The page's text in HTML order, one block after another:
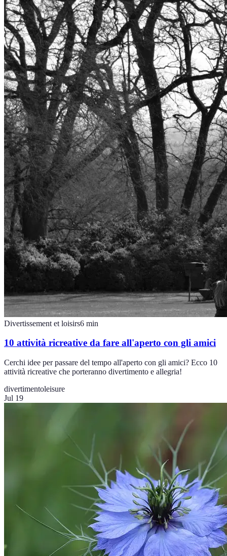
Divertissement et loisirs6 min
10 attività ricreative da fare all'aperto con gli amici
Cerchi idee per passare del tempo all'aperto con gli amici? Ecco 10
attività ricreative che porteranno divertimento e allegria!
divertimentoleisure
Jul 19